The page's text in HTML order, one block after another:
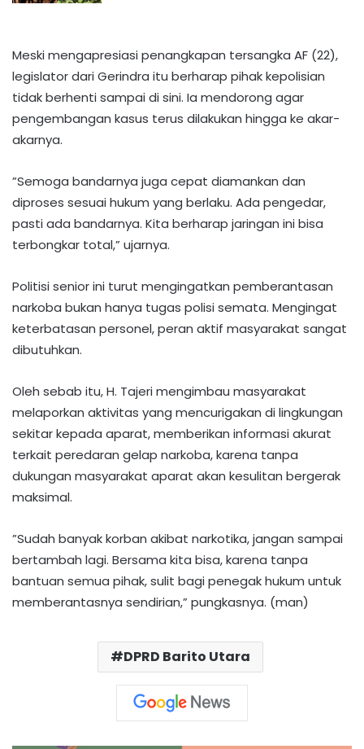
Meski mengapresiasi penangkapan tersangka AF (22),
legislator dari Gerindra itu berharap pihak kepolisian
tidak berhenti sampai di sini. Ia mendorong agar
pengembangan kasus terus dilakukan hingga ke akar-
akarnya.
​”Semoga bandarnya juga cepat diamankan dan
diproses sesuai hukum yang berlaku. Ada pengedar,
pasti ada bandarnya. Kita berharap jaringan ini bisa
terbongkar total,” ujarnya.
Politisi senior ini turut mengingatkan pemberantasan
narkoba bukan hanya tugas polisi semata. Mengingat
keterbatasan personel, peran aktif masyarakat sangat
dibutuhkan.
Oleh sebab itu, H. Tajeri mengimbau masyarakat
melaporkan aktivitas yang mencurigakan di lingkungan
sekitar kepada aparat, memberikan informasi akurat
terkait peredaran gelap narkoba, karena tanpa
dukungan masyarakat aparat akan kesulitan bergerak
maksimal.
​”Sudah banyak korban akibat narkotika, jangan sampai
bertambah lagi. Bersama kita bisa, karena tanpa
bantuan semua pihak, sulit bagi penegak hukum untuk
memberantasnya sendirian,” pungkasnya. (man)
DPRD Barito Utara